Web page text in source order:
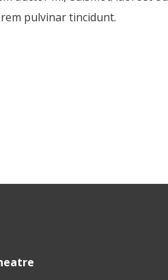
pulvinar tincidunt.